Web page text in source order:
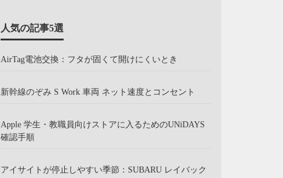
人気の記事5選
AirTag電池交換：フタが固くて開けにくいとき
新幹線のぞみ S Work 車両 ネット速度とコンセント
Apple 学生・教職員向けストアに入るためのUNiDAYS
確認手順
アイサイトが停止しやすい季節：SUBARU レイバック